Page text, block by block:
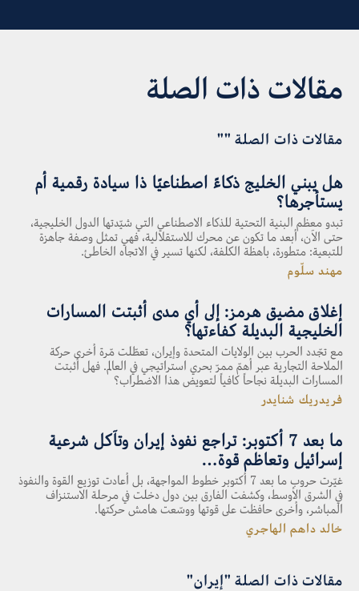
مقالات ذات الصلة
مقالات ذات الصلة ""
هل يبني الخليج ذكاءً اصطناعيًا ذا سيادة رقمية أم
يستأجرها؟
تبدو معظم البنية التحتية للذكاء الاصطناعي التي شيّدتها الدول الخليجية،
حتى الآن، أبعد ما تكون عن محرك للاستقلالية، فهي تمثل وصفة جاهزة
للتبعية: متطورة، باهظة الكلفة، لكنها تسير في الاتجاه الخاطئ.
مهند سلّوم
إغلاق مضيق هرمز: إلى أي مدى أثبتت المسارات
الخليجية البديلة كفاءتها؟
مع تجّدد الحرب بين الولايات المتحدة وإيران، تعطّلت مّرة أخرى حركة
الملاحة التجارية عبر أهمّ ممرّ بحري استراتيجي في العالم. فهل أثبتت
المسارات البديلة نجاحاً كافياً لتعويض هذا الاضطراب؟
فريدريك شنايدر
ما بعد 7 أكتوبر: تراجع نفوذ إيران وتآكل شرعية
إسرائيل وتعاظم قوة…
غيّرت حروب ما بعد 7 أكتوبر خطوط المواجهة، بل أعادت توزيع القوة والنفوذ
في الشرق الأوسط، وكشفت الفارق بين دول دخلت في مرحلة الاستنزاف
المباشر، وأخرى حافظت على قوتها ووسّعت هامش حركتها.
خالد داهم الهاجري
مقالات ذات الصلة "إيران"